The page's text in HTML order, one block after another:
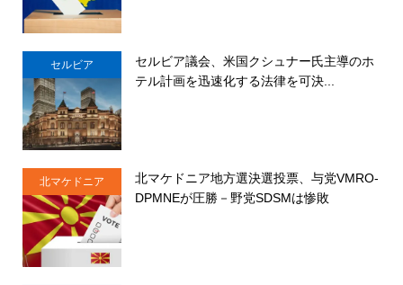
セルビア
セルビア議会、米国クシュナー氏主導のホ
テル計画を迅速化する法律を可決...
北マケドニア
北マケドニア地方選決選投票、与党VMRO-
DPMNEが圧勝－野党SDSMは惨敗